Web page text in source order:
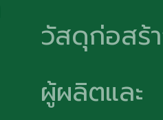
วัสดุก่อสร้
ผู้ผลิตและ